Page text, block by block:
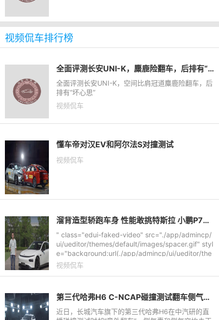
视频侃车排行榜
全面评测长安UNI-K，麋鹿险翻车，后排有“坏心思”
全面评测长安UNI-K，空间比肩冠道麋鹿险翻车，后
排有“坏心思”
视频侃车
懂车帝对汉EV和阿尔法S对撞测试
视频侃车
溜背造型轿跑车身 性能敢挑特斯拉 小鹏P7试驾记
" class="edui-faked-video" src="./app/admincp/
ui/ueditor/themes/default/images/spacer.gif" styl
e="background:url(./app/admincp/ui/ueditor/the
mes/default/images/videologo.
视频侃车
第三代哈弗H6 C-NCAP碰撞测试翻车侧气囊和车门无法打开
近日，长城汽车旗下的第三代哈弗H6在中汽研的直